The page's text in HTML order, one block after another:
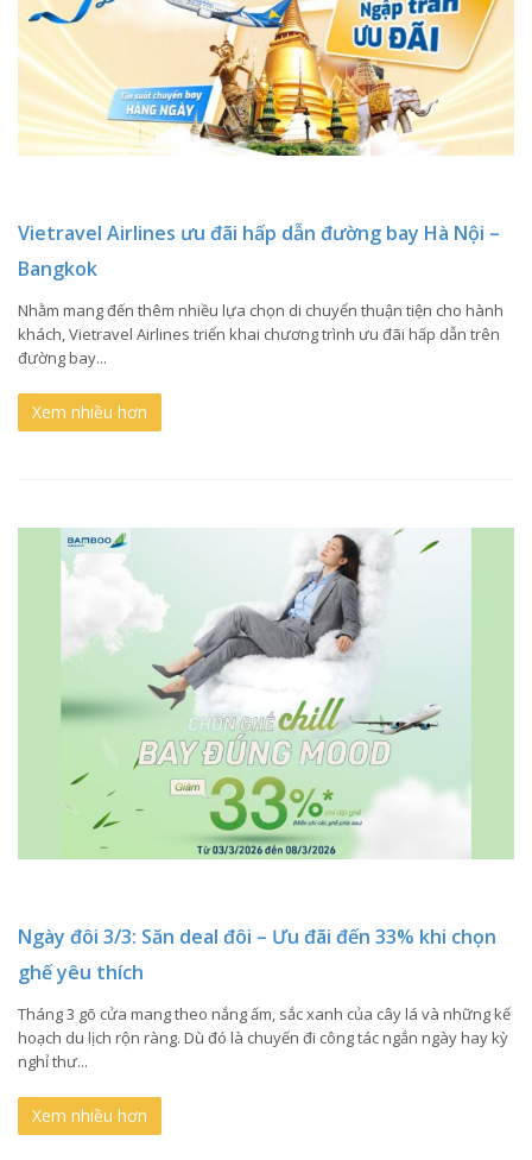
Vietravel Airlines ưu đãi hấp dẫn đường bay Hà Nội –
Bangkok
Nhằm mang đến thêm nhiều lựa chọn di chuyển thuận tiện cho hành
khách, Vietravel Airlines triển khai chương trình ưu đãi hấp dẫn trên
đường bay...
Xem nhiều hơn
Ngày đôi 3/3: Săn deal đôi – Ưu đãi đến 33% khi chọn
ghế yêu thích
Tháng 3 gõ cửa mang theo nắng ấm, sắc xanh của cây lá và những kế
hoạch du lịch rộn ràng. Dù đó là chuyến đi công tác ngắn ngày hay kỳ
nghỉ thư...
Xem nhiều hơn